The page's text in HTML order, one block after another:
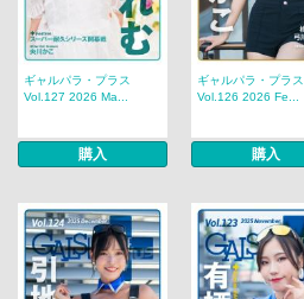
ギャルパラ・プラス
Vol.127 2026 Ma...
購入
ギャルパラ・プラス
Vol.126 2026 Fe...
購入